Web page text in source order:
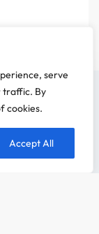
serve
traffic. By
cookies.
Accept All
intéresse avant de